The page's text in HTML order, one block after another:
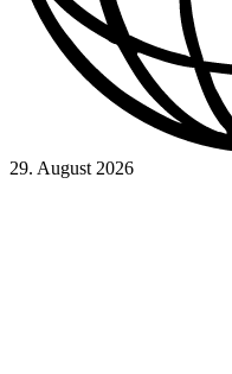
29. August 2026